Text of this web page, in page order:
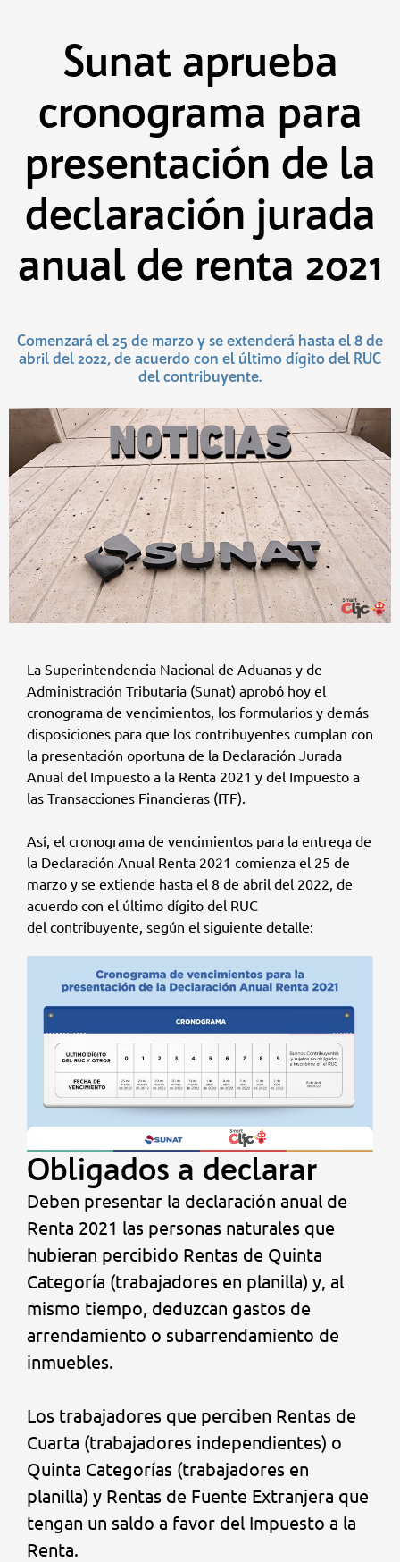
Sunat aprueba
cronograma para
presentación de la
declaración jurada
anual de renta 2021
Comenzará el 25 de marzo y se extenderá hasta el 8 de
abril del 2022, de acuerdo con el último dígito del RUC
del contribuyente.
La Superintendencia Nacional de Aduanas y de
Administración Tributaria (Sunat) aprobó hoy el
cronograma de vencimientos, los formularios y demás
disposiciones para que los contribuyentes cumplan con
la presentación oportuna de la Declaración Jurada
Anual del Impuesto a la Renta 2021 y del Impuesto a
las Transacciones Financieras (ITF).
Así, el cronograma de vencimientos para la entrega de
la Declaración Anual Renta 2021 comienza el 25 de
marzo y se extiende hasta el 8 de abril del 2022, de
acuerdo con el último dígito del RUC
del contribuyente, según el siguiente detalle:
Obligados a declarar
Deben presentar la declaración anual de
Renta 2021 las personas naturales que
hubieran percibido Rentas de Quinta
Categoría (trabajadores en planilla) y, al
mismo tiempo, deduzcan gastos de
arrendamiento o subarrendamiento de
inmuebles.
Los trabajadores que perciben Rentas de
Cuarta (trabajadores independientes) o
Quinta Categorías (trabajadores en
planilla) y Rentas de Fuente Extranjera que
tengan un saldo a favor del Impuesto a la
Renta.